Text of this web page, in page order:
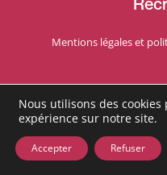
Mentions légales et
Nous utilisons des
expérience sur notre site.
Accepter Refuser